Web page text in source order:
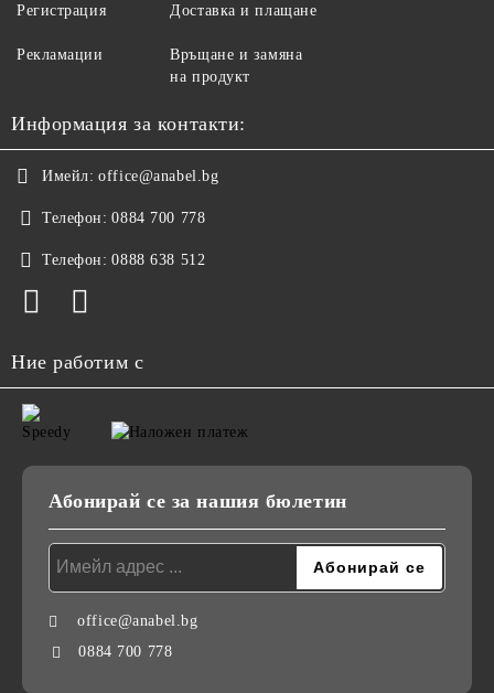
Регистрация
Рекламации
Доставка и плащане
Връщане и замяна
на продукт
Информация за контакти:
Имейл: office@anabel.bg
Телефон: 0884 700 778
Телефон: 0888 638 512
Ние работим с
Абонирай се за нашия бюлетин
office@anabel.bg
0884 700 778